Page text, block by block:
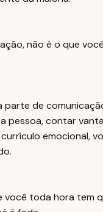
não é o que
parte de
pessoa, contar
emocional,
você toda hora tem